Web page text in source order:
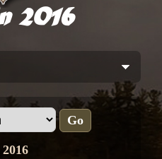
2016
Go
2016